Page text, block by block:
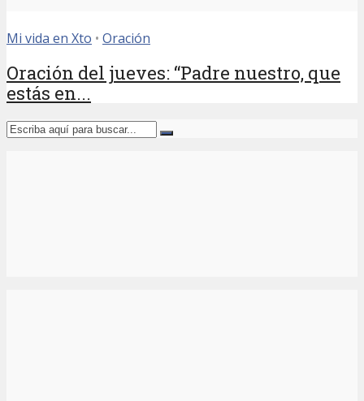
Mi vida en Xto • Oración
Oración del jueves: “Padre nuestro, que
estás en...